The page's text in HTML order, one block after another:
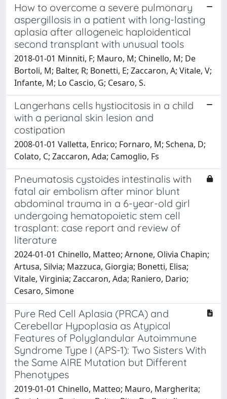
How to overcome a severe pulmonary
aspergillosis in a patient with long-lasting
aplasia after allogeneic haploidentical
second transplant with unusual tools
2018-01-01 Minniti, F; Mauro, M; Chinello, M; De
Bortoli, M; Balter, R; Bonetti, E; Zaccaron, A; Vitale, V;
Infante, M; Lo Cascio, G; Cesaro, S.
Langerhans cells hystiocitosis in a child
with a perianal skin lesion and
costipation
2008-01-01 Valletta, Enrico; Fornaro, M; Schena, D;
Colato, C; Zaccaron, Ada; Camoglio, Fs
Pneumatosis cystoides intestinalis with
fatal air embolism after minor blunt
abdominal trauma in a 6-year-old girl
undergoing hematopoietic stem cell
trasplant: case report and review of
literature
2024-01-01 Chinello, Matteo; Arnone, Olivia Chapin;
Artusa, Silvia; Mazzuca, Giorgia; Bonetti, Elisa;
Vitale, Virginia; Zaccaron, Ada; Raniero, Dario;
Cesaro, Simone
Pure Red Cell Aplasia (PRCA) and
Cerebellar Hypoplasia as Atypical
Features of Polyglandular Autoimmune
Syndrome Type I (APS-1): Two Sisters With
the Same AIRE Mutation but Different
Phenotypes
2019-01-01 Chinello, Matteo; Mauro, Margherita;